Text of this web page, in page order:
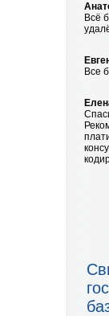
Всё
Все